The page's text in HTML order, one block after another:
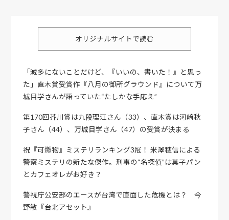
オリジナルサイトで読む
「滅多にないことだけど、『いいの、書いた！』と思っ
た」直木賞受賞作『八月の御所グラウンド』について万
城目学さんが語っていた“たしかな手応え”
第170回芥川賞は九段理江さん（33）、直木賞は河﨑秋
子さん（44）、万城目学さん（47）の受賞が決まる
祝『可燃物』ミステリランキング3冠！ 米澤穂信による
警察ミステリの新たな傑作。刑事の“名探偵”は菓子パン
とカフェオレがお好き？
警視庁公安部のエースが台湾で直面した危機とは？ 今
野敏『台北アセット』